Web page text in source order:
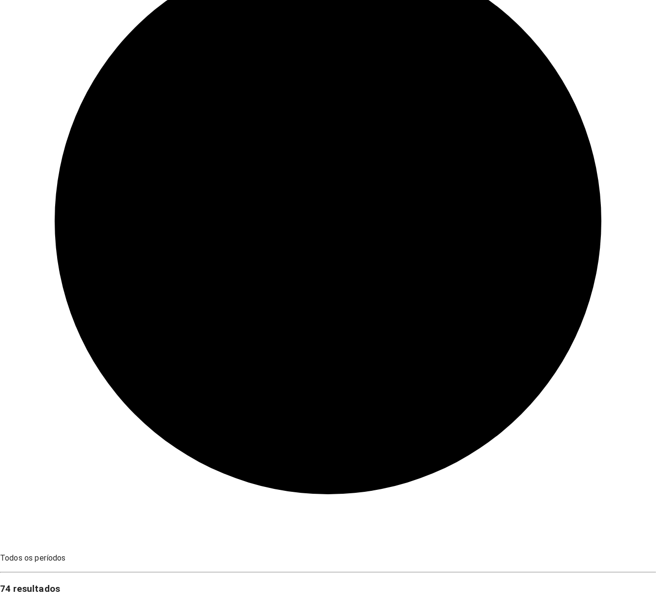
Todos os períodos
74 resultados